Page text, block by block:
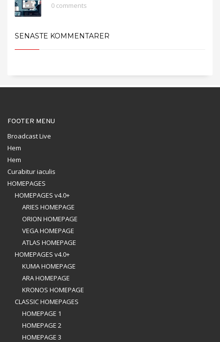
0 comments
SENASTE KOMMENTARER
FOOTER MENU
Broadcast Live
Hem
Hem
Curabitur iaculis
HOMEPAGES
HOMEPAGES v4.0+
ARIES HOMEPAGE
ORION HOMEPAGE
VEGA HOMEPAGE
ATLAS HOMEPAGE
HOMEPAGES v4.0+
KUMA HOMEPAGE
ARA HOMEPAGE
KRONOS HOMEPAGE
CLASSIC HOMEPAGES
HOMEPAGE 1
HOMEPAGE 2
HOMEPAGE 3